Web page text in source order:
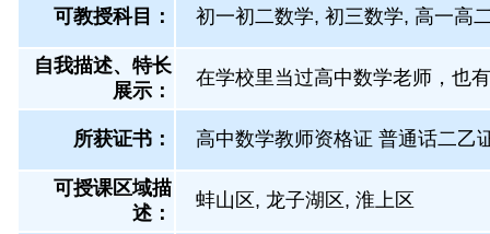
可教授科目： 初一初二数学, 初三数学, 高一高
自我描述、特长
展示 ：
在学校里当过高中数学老师，也
所获证书 ： 高中数学教师资格证 普通话二乙
可授课区域描
述：
蚌山区, 龙子湖区, 淮上区